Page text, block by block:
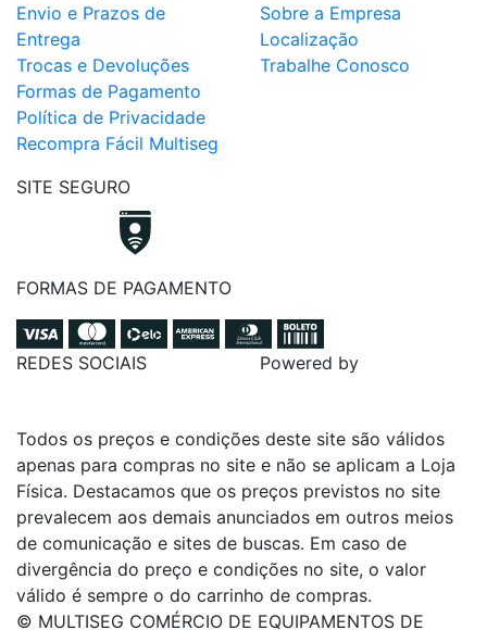
Envio e Prazos de
Entrega
Trocas e Devoluções
Formas de Pagamento
Política de Privacidade
Recompra Fácil Multiseg
Sobre a Empresa
Localização
Trabalhe Conosco
SITE SEGURO
FORMAS DE PAGAMENTO
REDES SOCIAIS Powered by
Todos os preços e condições deste site são válidos
apenas para compras no site e não se aplicam a Loja
Física. Destacamos que os preços previstos no site
prevalecem aos demais anunciados em outros meios
de comunicação e sites de buscas. Em caso de
divergência do preço e condições no site, o valor
válido é sempre o do carrinho de compras.
© MULTISEG COMÉRCIO DE EQUIPAMENTOS DE